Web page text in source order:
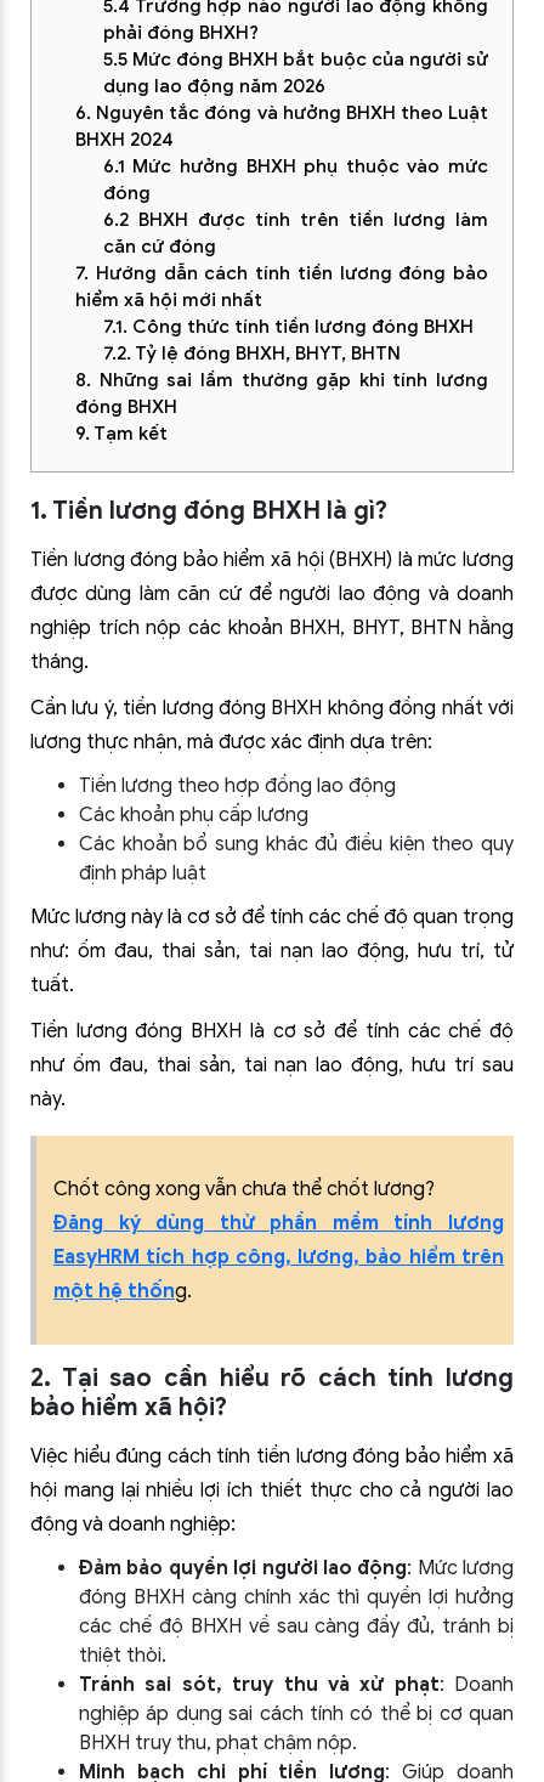
5.4 Trường hợp nào người lao động không
phải đóng BHXH?
5.5 Mức đóng BHXH bắt buộc của người sử
dụng lao động năm 2026
6. Nguyên tắc đóng và hưởng BHXH theo Luật
BHXH 2024
6.1 Mức hưởng BHXH phụ thuộc vào mức
đóng
6.2 BHXH được tính trên tiền lương làm
căn cứ đóng
7. Hướng dẫn cách tính tiền lương đóng bảo
hiểm xã hội mới nhất
7.1. Công thức tính tiền lương đóng BHXH
7.2. Tỷ lệ đóng BHXH, BHYT, BHTN
8. Những sai lầm thường gặp khi tính lương
đóng BHXH
9. Tạm kết
1. Tiền lương đóng BHXH là gì?
Tiền lương đóng bảo hiểm xã hội (BHXH) là mức lương
được dùng làm căn cứ để người lao động và doanh
nghiệp trích nộp các khoản BHXH, BHYT, BHTN hằng
tháng.
Cần lưu ý, tiền lương đóng BHXH không đồng nhất với
lương thực nhận, mà được xác định dựa trên:
Tiền lương theo hợp đồng lao động
Các khoản phụ cấp lương
Các khoản bổ sung khác đủ điều kiện theo quy
định pháp luật
Mức lương này là cơ sở để tính các chế độ quan trọng
như: ốm đau, thai sản, tai nạn lao động, hưu trí, tử
tuất.
Tiền lương đóng BHXH là cơ sở để tính các chế độ
như ốm đau, thai sản, tai nạn lao động, hưu trí sau
này.
Chốt công xong vẫn chưa thể chốt lương?
Đăng ký dùng thử phần mềm tính lương
EasyHRM tích hợp công, lương, bảo hiểm trên
một hệ thống.
2. Tại sao cần hiểu rõ cách tính lương
bảo hiểm xã hội?
Việc hiểu đúng cách tính tiền lương đóng bảo hiểm xã
hội mang lại nhiều lợi ích thiết thực cho cả người lao
động và doanh nghiệp:
Đảm bảo quyền lợi người lao động: Mức lương
đóng BHXH càng chính xác thì quyền lợi hưởng
các chế độ BHXH về sau càng đầy đủ, tránh bị
thiệt thòi.
Tránh sai sót, truy thu và xử phạt: Doanh
nghiệp áp dụng sai cách tính có thể bị cơ quan
BHXH truy thu, phạt chậm nộp.
Minh bạch chi phí tiền lương: Giúp doanh